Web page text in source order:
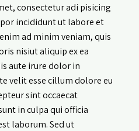
consectetur adi pisicing
incididunt ut labore et
ad minim veniam, quis
nisiut aliquip ex ea
aute irure dolor in
velit esse cillum dolore eu
sint occaecat
in culpa qui officia
laborum. Sed ut